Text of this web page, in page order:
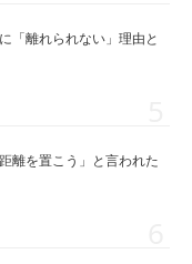
「離れられない」理由と
離を置こう」と言われた